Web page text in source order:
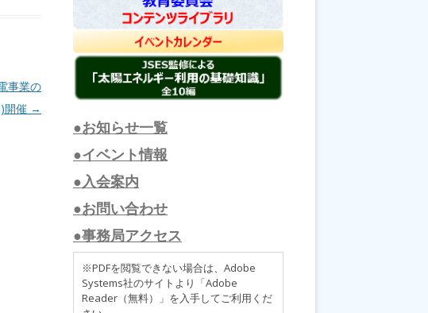
事業の
開催 →
●お知らせ一覧
●イベント情報
●入会案内
●お問い合わせ
●事務局アクセス
※PDFを閲覧できない場合は、Adobe
Systems社のサイトより「Adobe
Reader（無料）」を入手してご利用くだ